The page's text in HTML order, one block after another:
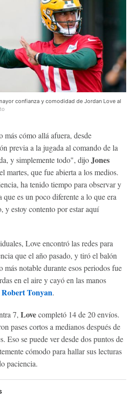
confianza y comodidad de Jordan Love al
más cómo allá afuera, desde
previa a la jugada al comando de la
y simplemente todo", dijoJones
martes, que fue abierta a los medios.
ha tenido tiempo para observar y
que es un poco diferente a lo que era
y estoy contento por estar aquí
Love encontró las redes para
que el año pasado, y tiró el balón
notable durante esos periodos fue
en el aire y cayó en las manos
Robert Tonyan.
7, Lovecompletó 14 de 20 envíos.
pases cortos a medianos después de
Eso se puede ver desde dos puntos de
cómodo para hallar sus lecturas
paciencia.